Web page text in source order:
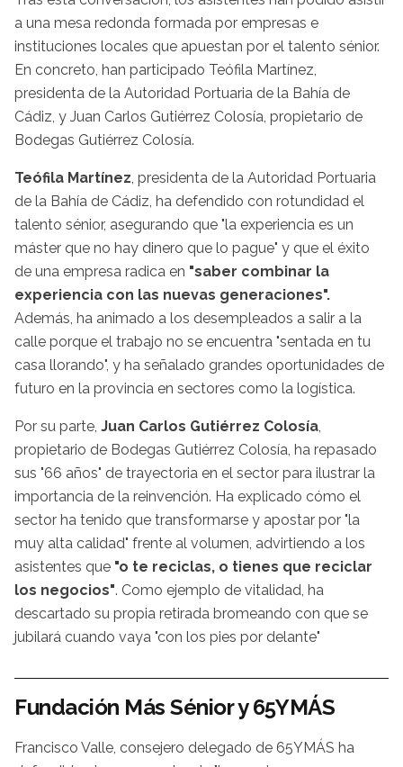
a una mesa redonda formada por empresas e
instituciones locales que apuestan por el talento sénior.
En concreto, han participado Teófila Martínez,
presidenta de la Autoridad Portuaria de la Bahía de
Cádiz, y Juan Carlos Gutiérrez Colosía, propietario de
Bodegas Gutiérrez Colosía.
Teófila Martínez, presidenta de la Autoridad Portuaria
de la Bahía de Cádiz, ha defendido con rotundidad el
talento sénior, asegurando que "la experiencia es un
máster que no hay dinero que lo pague" y que el éxito
de una empresa radica en "saber combinar la
experiencia con las nuevas generaciones".
Además, ha animado a los desempleados a salir a la
calle porque el trabajo no se encuentra "sentada en tu
casa llorando", y ha señalado grandes oportunidades de
futuro en la provincia en sectores como la logística.
Por su parte, Juan Carlos Gutiérrez Colosía,
propietario de Bodegas Gutiérrez Colosía, ha repasado
sus "66 años" de trayectoria en el sector para ilustrar la
importancia de la reinvención. Ha explicado cómo el
sector ha tenido que transformarse y apostar por "la
muy alta calidad" frente al volumen, advirtiendo a los
asistentes que "o te reciclas, o tienes que reciclar
los negocios". Como ejemplo de vitalidad, ha
descartado su propia retirada bromeando con que se
jubilará cuando vaya "con los pies por delante"
Fundación Más Sénior y 65YMÁS
Francisco Valle, consejero delegado de 65YMÁS ha